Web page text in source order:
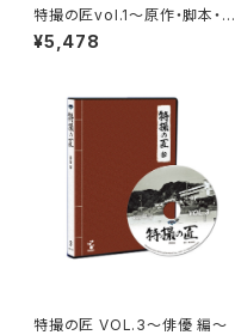
特撮の匠vol.1～原作・脚本・監
督・プロデューサー 編～
¥5,478
特撮の匠 VOL.3～俳優 編～